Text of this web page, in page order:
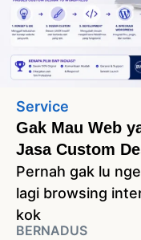
Service
Gak Mau Web
Jasa Custom
Pernah gak lu
lagi browsing
kok
BERNADUS